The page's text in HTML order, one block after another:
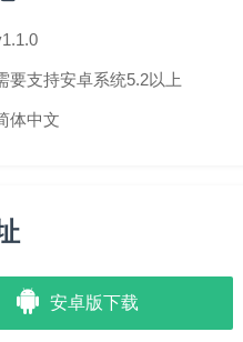
400%
金额 返利比例（春节、五一等）
返200%
返300%
返400%
要支持安卓系统5.2以上
体中文
安卓版下载